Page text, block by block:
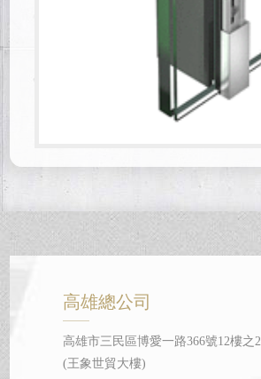
高雄總公司
高雄市三民區博愛一路366號12樓之2
(王象世貿大樓)